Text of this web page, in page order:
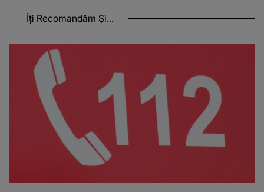
Îți Recomandăm Și...